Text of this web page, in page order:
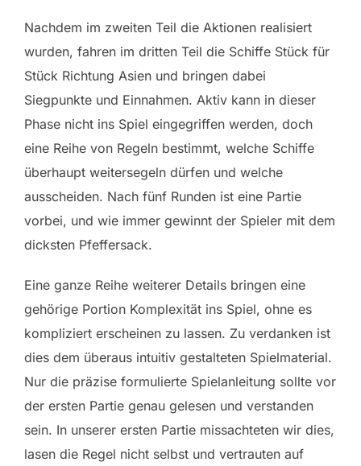
Nachdem im zweiten Teil die Aktionen realisiert
wurden, fahren im dritten Teil die Schiffe Stück für
Stück Richtung Asien und bringen dabei
Siegpunkte und Einnahmen. Aktiv kann in dieser
Phase nicht ins Spiel eingegriffen werden, doch
eine Reihe von Regeln bestimmt, welche Schiffe
überhaupt weitersegeln dürfen und welche
ausscheiden. Nach fünf Runden ist eine Partie
vorbei, und wie immer gewinnt der Spieler mit dem
dicksten Pfeffersack.
Eine ganze Reihe weiterer Details bringen eine
gehörige Portion Komplexität ins Spiel, ohne es
kompliziert erscheinen zu lassen. Zu verdanken ist
dies dem überaus intuitiv gestalteten Spielmaterial.
Nur die präzise formulierte Spielanleitung sollte vor
der ersten Partie genau gelesen und verstanden
sein. In unserer ersten Partie missachteten wir dies,
lasen die Regel nicht selbst und vertrauten auf